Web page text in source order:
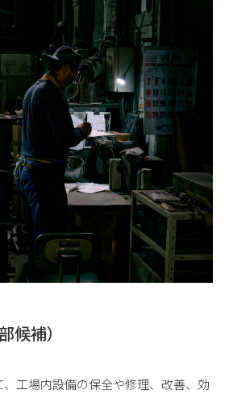
候補）
工場内設備の保全や修理、改善、効